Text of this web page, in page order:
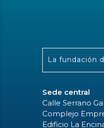
La fundación
Sede central
Calle Serrano
Complejo
Edificio La